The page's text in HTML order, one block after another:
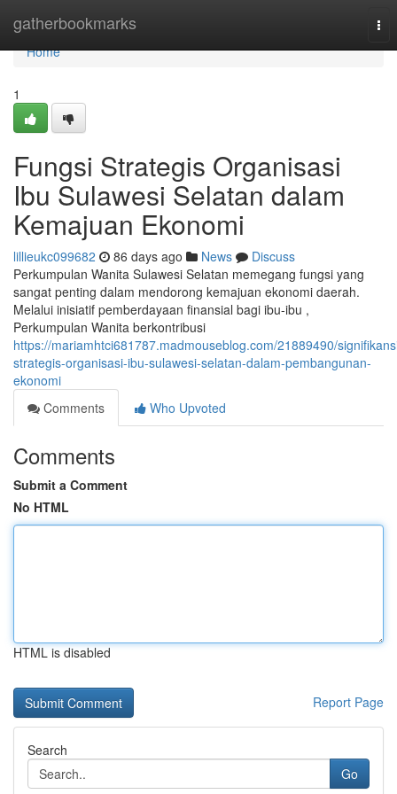
gatherbookmarks
Home
Home
1
Fungsi Strategis Organisasi
Ibu Sulawesi Selatan dalam
Kemajuan Ekonomi
lillieukc099682 86 days ago News
Discuss
Perkumpulan Wanita Sulawesi Selatan memegang fungsi yang
sangat penting dalam mendorong kemajuan ekonomi daerah.
Melalui inisiatif pemberdayaan finansial bagi ibu-ibu ,
Perkumpulan Wanita berkontribusi
https://mariamhtci681787.madmouseblog.com/21889490/
strategis-organisasi-ibu-sulawesi-selatan-dalam-pembangunan-
ekonomi
Comments
Who Upvoted
Comments
Submit a Comment
No HTML
HTML is disabled
Report Page
Search
Go